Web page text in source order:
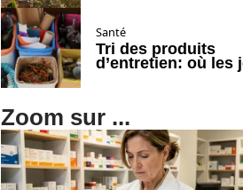
Santé
Tri des produits
d’entretien: où les
Zoom sur ...